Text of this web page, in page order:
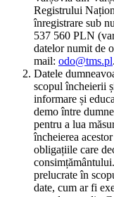
Registrului
înregistrare sub
537 560 PLN
datelor numit de
mail: odo@tms.pl.
Datele
scopul încheierii
informare și
demo între
pentru a lua
încheierea
obligațiile care
prelucrate în
date, cum ar fi